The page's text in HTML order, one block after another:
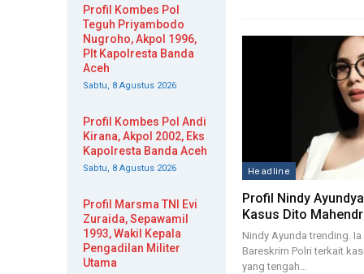
Headline
Profil Nindy
Kasus Dito
Nindy Ayunda trending.
Bareskrim Polri terkait
yang tengah…
Profil Kombes Pol
Teguh Priyambodo
Nugroho, Akpol 1996,
Plt Kapolresta Banda
Aceh
Sabtu, 8 Agustus 2026
Profil Kombes Pol Andi
Kirana, Akpol 2002, Eks
Kapolresta Banda Aceh
Sabtu, 8 Agustus 2026
Profil Marsma TNI Evi
Zuraida, Sepawamil
1993, Wakil Kepala
Pengadilan Militer
Utama